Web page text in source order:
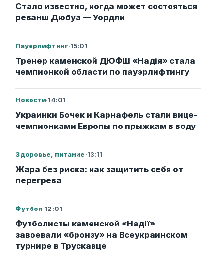
Стало известно, когда может состояться
реванш Дюбуа — Уордли
Пауерлифтинг·15:01
Тренер каменской ДЮФШ «Надія» стала
чемпионкой области по пауэрлифтингу
Новости·14:01
Украинки Бочек и Карнафель стали вице-
чемпионками Европы по прыжкам в воду
Здоровье, питание·13:11
Жара без риска: как защитить себя от
перегрева
Футбол·12:01
Футболисты каменской «Надії»
завоевали «бронзу» на Всеукраинском
турнире в Трускавце